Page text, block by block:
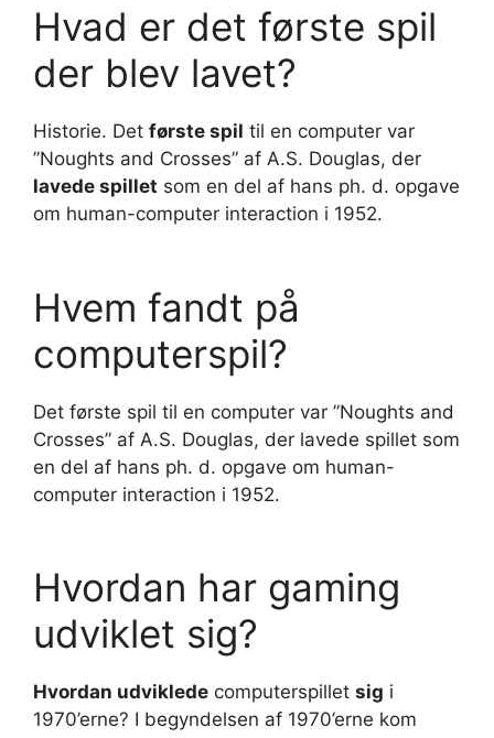
Hvad er det første spil
der blev lavet?
Historie. Det første spil til en computer var
”Noughts and Crosses” af A.S. Douglas, der
lavede spillet som en del af hans ph. d. opgave
om human-computer interaction i 1952.
Hvem fandt på
computerspil?
Det første spil til en computer var ”Noughts and
Crosses” af A.S. Douglas, der lavede spillet som
en del af hans ph. d. opgave om human-
computer interaction i 1952.
Hvordan har gaming
udviklet sig?
Hvordan udviklede computerspillet sig i
1970’erne? I begyndelsen af 1970’erne kom